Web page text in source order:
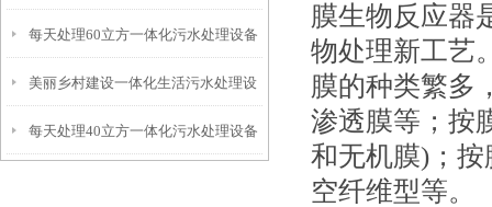
每天处理60立方一体化污水处理设备
美丽乡村建设一体化生活污水处理设
备
每天处理40立方一体化污水处理设备
膜生物反应器
物处理新工艺
膜的种类繁多
渗透膜等；按
和无机膜)；
空纤维型等。